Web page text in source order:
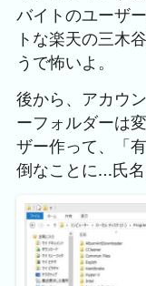
バイトのユーザ
トな楽天の三木
うで怖いよ。
後から、アカウ
ーフォルダーは
ザー作って、「
倒なことに…氏名